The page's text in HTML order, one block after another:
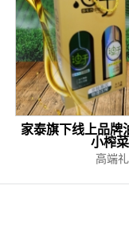
家泰旗下线上品牌
小榨
高端